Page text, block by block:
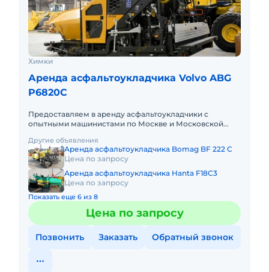
Химки
Аренда асфальтоукладчика Volvo ABG
P6820C
Предоставляем в аренду асфальтоукладчики с
опытными машинистами по Москве и Московской
краткосрочный (почасовой, посмен
Другие объявления
Аренда асфальтоукладчика Bomag BF 222 C
Цена по запросу
Аренда асфальтоукладчика Hanta F18C3
Цена по запросу
Показать еще 6 из 8
Цена по запросу
Позвонить Заказать Обратный звонок